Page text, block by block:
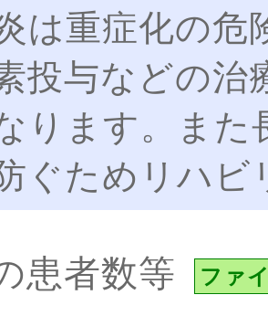
は重症化の危
投与などの治
ります。また
ぐためリハビ
患者数等 ファ